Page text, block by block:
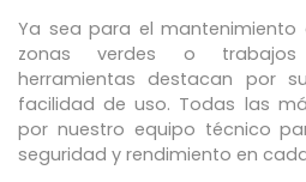
Ya sea para el mantenimiento
zonas verdes o trabajos
herramientas destacan por
facilidad de uso. Todas las
por nuestro equipo técnico
seguridad y rendimiento en